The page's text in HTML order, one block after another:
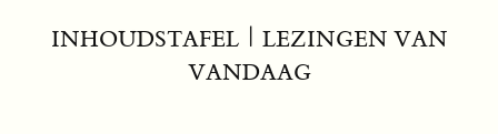
INHOUDSTAFEL| LEZINGEN VAN
VANDAAG